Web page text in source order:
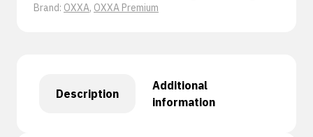
Brand: OXXA, OXXA Premium
Description
Additional
information